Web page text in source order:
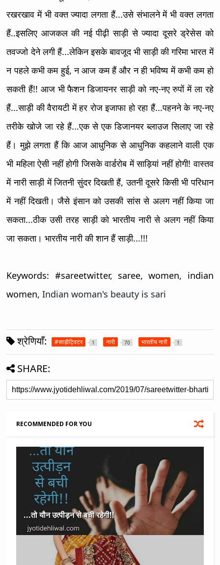
रखरखाव में भी वक्त ज्यादा लगता हैं...उसे संभालने में भी वक्त लगता
हैं..इसलिए आजकल की नई पीढ़ी साड़ी से ज्यादा दूसरे ड्रेसेस को
तवज्जो देने लगी हैं...लेकिन इसके बावजूद भी साड़ी की गरिमा भारत में
न पहले कभी कम हुई, न आज कम हैं और न ही भविष्य में कभी कम हो
सकती हैं!! आज भी फैशन डिजायनर साड़ी को नए-नए रुपों में ला रहे
हैं...साड़ी की वैरायटी में हर रोज इजाफा हो रहा हैं...पहनने के नए-नए
तरीके खोजे जा रहे हैं...एक से एक डिजानयर ब्लाउज सिलाए जा रहे
हैं। मुझे लगता हैं कि आज आधुनिक से आधुनिक कहलाने वाली एक
भी महिला ऐसी नहीं होगी जिसके वार्डरोब में साड़ियां नहीं होगी! वास्तव
में नारी साड़ी में जितनी सुंदर दिखती हैं, उतनी दूसरे किसी भी परिधान
में नहीं दिखती। जैसे इंसान को उसकी सांस से अलग नहीं किया जा
सकता...ठीक उसी तरह साड़ी को भारतीय नारी से अलग नहीं किया
जा सकता। भारतीय नारी की शान हैं साड़ी...!!!
Keywords: #sareetwitter, saree, women, indian
women,Indian woman's beauty is sari
श्रेणियाँ: #साड़ीट्विटर 1 नारी 70 भारतीय नारी 1
SHARE:
RECOMMENDED FOR YOU
...तो यौन उत्पीड़न से बची रहेगी!!